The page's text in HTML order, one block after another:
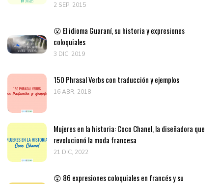
2 SEP, 2015
😮 El idioma Guaraní, su historia y expresiones
coloquiales
3 DIC, 2019
150 Phrasal Verbs con traducción y ejemplos
16 ABR, 2018
Mujeres en la historia: Coco Chanel, la diseñadora que
revolucionó la moda francesa
21 DIC, 2022
😲 86 expresiones coloquiales en francés y su